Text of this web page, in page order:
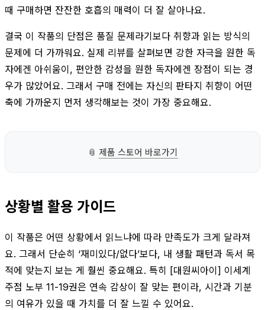
때 구매하면 잔잔한 호흡의 매력이 더 잘 살아나요.
결국 이 작품의 단점은 품질 문제라기보다 취향과 읽는 방식의
문제에 더 가까워요. 실제 리뷰를 살펴보면 강한 자극을 원한 독
자에겐 아쉬움이, 편안한 감성을 원한 독자에겐 장점이 되는 경
우가 많았어요. 그래서 구매 전에는 자신의 판타지 취향이 어떤
축에 가까운지 먼저 생각해보는 것이 가장 중요해요.
📎 제품 스토어 바로가기
상황별 활용 가이드
이 작품은 어떤 상황에서 읽느냐에 따라 만족도가 크게 달라져
요. 그래서 단순히 ‘재미있다/없다’보다, 내 생활 패턴과 독서 목
적에 맞는지 보는 게 훨씬 중요해요. 특히 [대원씨아이] 이세계
주점 노부 11-19권은 연속 감상이 잘 맞는 편이라, 시간과 기분
의 여유가 있을 때 가치를 더 잘 느낄 수 있어요.